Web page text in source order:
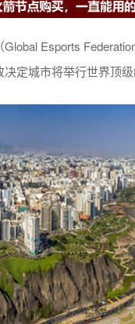
Esports
定城市将举行世界顶